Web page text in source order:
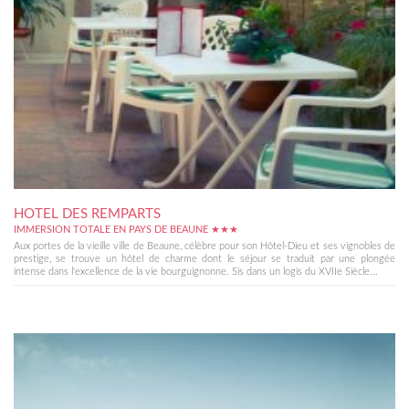
HOTEL DES REMPARTS
IMMERSION TOTALE EN PAYS DE BEAUNE ★★★
Aux portes de la vieille ville de Beaune, célèbre pour son Hôtel-Dieu et ses vignobles de
prestige, se trouve un hôtel de charme dont le séjour se traduit par une plongée
intense dans l'excellence de la vie bourguignonne. Sis dans un logis du XVIIe Siècle...